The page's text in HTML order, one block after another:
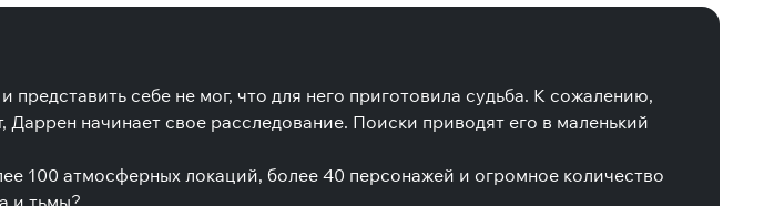
себе не мог, что для него приготовила судьба. К сожалению,
Даррен начинает свое расследование. Поиски приводят его в маленький
100 атмосферных локаций, более 40 персонажей и огромное количество
и тьмы?